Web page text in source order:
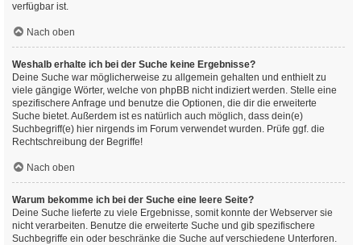
verfügbar ist.
Nach oben
Weshalb erhalte ich bei der Suche keine Ergebnisse?
Deine Suche war möglicherweise zu allgemein gehalten und enthielt zu
viele gängige Wörter, welche von phpBB nicht indiziert werden. Stelle eine
spezifischere Anfrage und benutze die Optionen, die dir die erweiterte
Suche bietet. Außerdem ist es natürlich auch möglich, dass dein(e)
Suchbegriff(e) hier nirgends im Forum verwendet wurden. Prüfe ggf. die
Rechtschreibung der Begriffe!
Nach oben
Warum bekomme ich bei der Suche eine leere Seite?
Deine Suche lieferte zu viele Ergebnisse, somit konnte der Webserver sie
nicht verarbeiten. Benutze die erweiterte Suche und gib spezifischere
Suchbegriffe ein oder beschränke die Suche auf verschiedene Unterforen.